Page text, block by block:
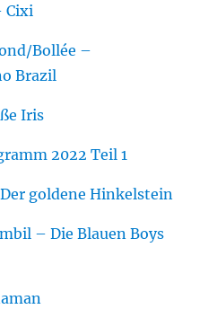
Cixi
Bollée –
Brazil
Iris
2022 Teil 1
goldene Hinkelstein
– Die Blauen Boys